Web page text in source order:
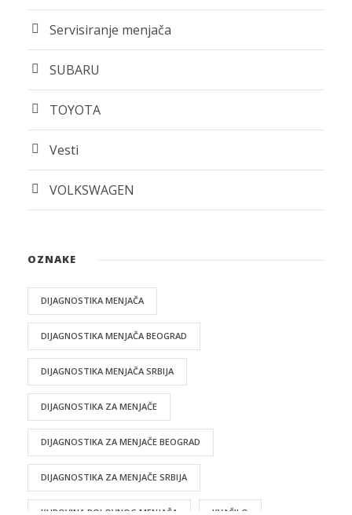
Servisiranje menjača
SUBARU
TOYOTA
Vesti
VOLKSWAGEN
OZNAKE
DIJAGNOSTIKA MENJAČA
DIJAGNOSTIKA MENJAČA BEOGRAD
DIJAGNOSTIKA MENJAČA SRBIJA
DIJAGNOSTIKA ZA MENJAČE
DIJAGNOSTIKA ZA MENJAČE BEOGRAD
DIJAGNOSTIKA ZA MENJAČE SRBIJA
KUPOVINA POLOVNOG MENJAČA KVAČILO